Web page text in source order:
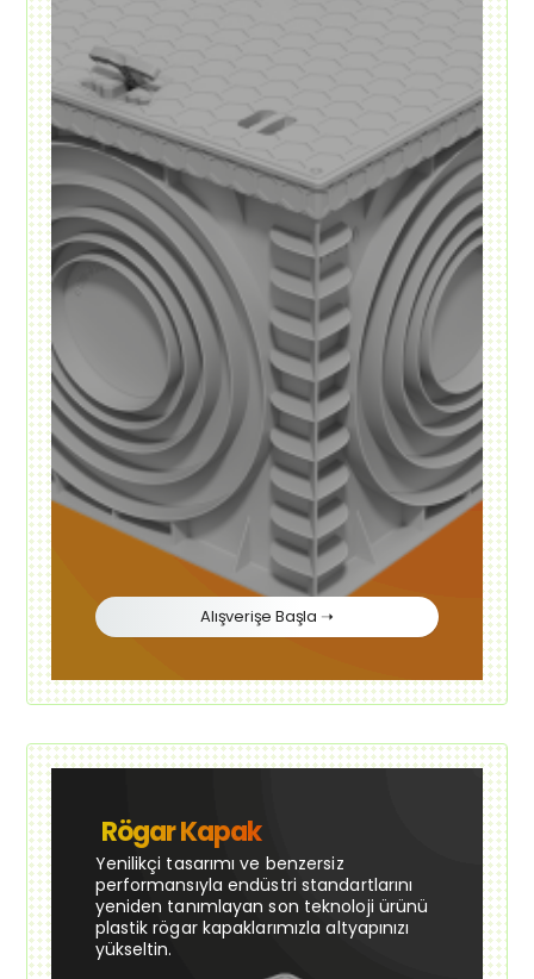
Alışverişe Başla ➝
Rögar Kapak
Yenilikçi tasarımı ve benzersiz
performansıyla endüstri standartlarını
yeniden tanımlayan son teknoloji ürünü
plastik rögar kapaklarımızla altyapınızı
yükseltin.